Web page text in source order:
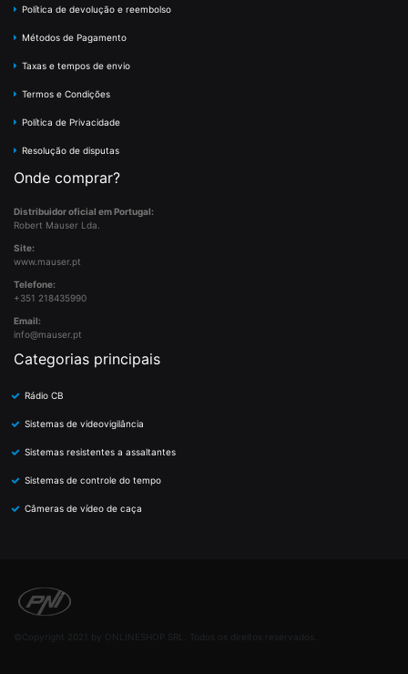
Política de devolução e reembolso
Métodos de Pagamento
Taxas e tempos de envio
Termos e Condições
Política de Privacidade
Resolução de disputas
Onde comprar?
Distribuidor oficial em Portugal:
Robert Mauser Lda.
Site:
www.mauser.pt
Telefone:
+351 218435990
Email:
info@mauser.pt
Categorias principais
Rádio CB
Sistemas de videovigilância
Sistemas resistentes a assaltantes
Sistemas de controle do tempo
Câmeras de vídeo de caça
©Copyright 2021 by ONLINESHOP SRL. Todos os direitos reservados.